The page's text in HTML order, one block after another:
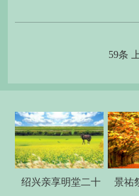
59条
绍兴亲享明堂二十
景祐